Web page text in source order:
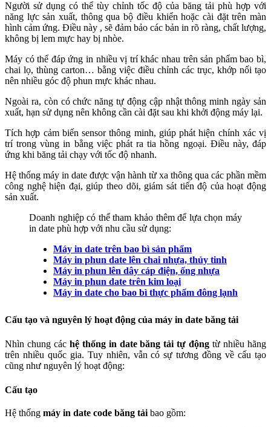
Người sử dụng có thể tùy chỉnh tốc độ của băng tải phù hợp với
năng lực sản xuất, thông qua bộ điều khiển hoặc cài đặt trên màn
hình cảm ứng. Điều này , sẽ đảm bảo các bản in rõ ràng, chất lượng,
không bị lem mực hay bị nhòe.
Máy có thể đáp ứng in nhiều vị trí khác nhau trên sản phẩm bao bì,
chai lọ, thùng carton… bằng việc điều chỉnh các trục, khớp nối tạo
nên nhiều góc độ phun mực khác nhau.
Ngoài ra, còn có chức năng tự động cập nhật thông minh ngày sản
xuất, hạn sử dụng nên không cần cài đặt sau khi khởi động máy lại.
Tích hợp cảm biến sensor thông minh, giúp phát hiện chính xác vị
trí trong vùng in bằng việc phát ra tia hồng ngoại. Điều này, đáp
ứng khi băng tải chạy với tốc độ nhanh.
Hệ thống máy in date được vận hành từ xa thông qua các phần mềm
công nghệ hiện đại, giúp theo dõi, giám sát tiến độ của hoạt động
sản xuất.
Doanh nghiệp có thể tham khảo thêm để lựa chọn máy
in date phù hợp với nhu cầu sử dụng:
Máy in date trên bao bì sản phẩm
Máy in phun date lên chai nhựa, thủy tinh
Máy in phun lên dây cáp điện, ống nhựa
Máy in phun date trên kim loại
Máy in date cho bao bì thực phẩm đông lạnh
Cấu tạo và nguyên lý hoạt động của máy in date băng tải
Nhìn chung các hệ thống in date băng tải tự động từ nhiều hãng
trên nhiều quốc gia. Tuy nhiên, vẫn có sự tương đồng về cấu tạo
cũng như nguyên lý hoạt động:
Cấu tạo
Hệ thống máy in date code băng tải bao gồm: